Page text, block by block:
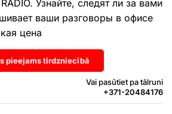
Узнайте, следят ли за вами
ваши разговоры в офисе
цена
pieejams tirdzniecībā
Vai pasūtiet pa tālruni
+371-20484176